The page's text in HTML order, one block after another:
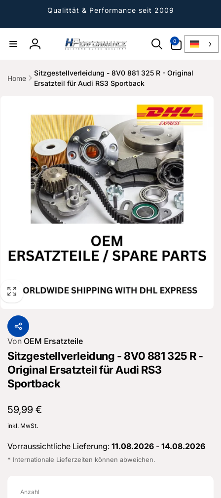
Qualittät & Performance seit 2009
Einloggen
0
Artikel
Home
Sitzgestellverleidung - 8V0 881 325 R - Original
Ersatzteil für Audi RS3 Sportback
Von OEM Ersatzteile
Sitzgestellverleidung - 8V0 881 325 R -
Original Ersatzteil für Audi RS3
Sportback
Normaler
Preis
59,99 €
inkl. MwSt.
Vorraussichtliche Lieferung: 11.08.2026 - 14.08.2026
* Internationale Lieferzeiten können abweichen.
Anzahl